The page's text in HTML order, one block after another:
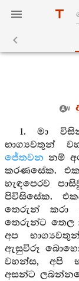
1. මා
භාග්‍යවතුන්
ජේතවන නම්
කරණසේක.
හැඳපෙරව
පිවිසිසේක.
තෙරුන් කරා
තෙරුන්ට තෙල
අප
ඇසුවිරූ
වහන්ස, අපි
අසන්ට